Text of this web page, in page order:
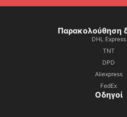
Παρακολούθηση
DHL Express
TNT
DPD
Aliexpress
FedEx
Οδηγοί